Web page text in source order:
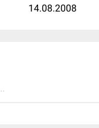
14.08.2008